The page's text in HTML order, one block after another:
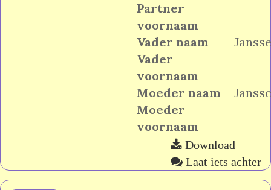
Partner
voornaam
Vader naam
Vader
voornaam
Moeder naam
Moeder
voornaam
Download
Laat iets achter